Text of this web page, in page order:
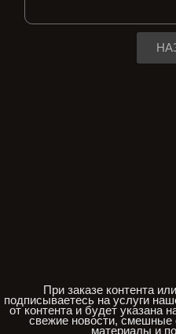
При заказе контента
подписываетесь на услуги
от контента и будет указана
свежие новости, смешные
материалы и